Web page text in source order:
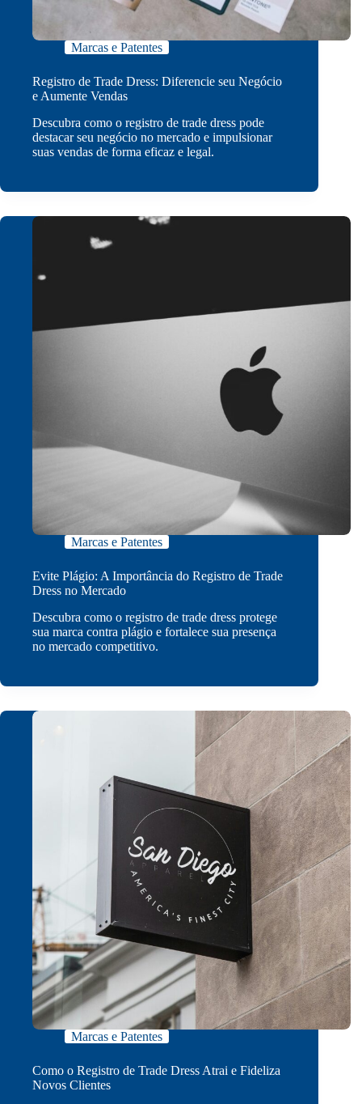
Marcas e Patentes
Registro de Trade Dress: Diferencie seu Negócio
e Aumente Vendas
Descubra como o registro de trade dress pode
destacar seu negócio no mercado e impulsionar
suas vendas de forma eficaz e legal.
Marcas e Patentes
Evite Plágio: A Importância do Registro de Trade
Dress no Mercado
Descubra como o registro de trade dress protege
sua marca contra plágio e fortalece sua presença
no mercado competitivo.
Marcas e Patentes
Como o Registro de Trade Dress Atrai e Fideliza
Novos Clientes